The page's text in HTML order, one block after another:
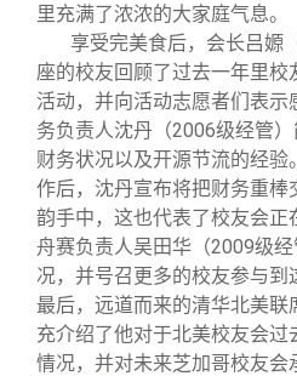
里充满了浓浓的大家庭气息。
享受完美食后，会长吕嫄
座的校友回顾了过去一年里
活动，并向活动志愿者们表
务负责人沈丹（2006级经管
财务状况以及开源节流的经
作后，沈丹宣布将把财务重
韵手中，这也代表了校友会
舟赛负责人吴田华（2009级
况，并号召更多的校友参与到
最后，远道而来的清华北美
充介绍了他对于北美校友会
情况，并对未来芝加哥校友会